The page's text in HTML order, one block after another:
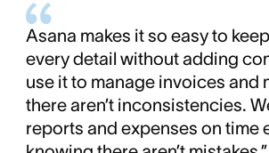
Asana makes it so easy to
every detail without adding
use it to manage invoices and
there aren’t inconsistencies.
reports and expenses on time